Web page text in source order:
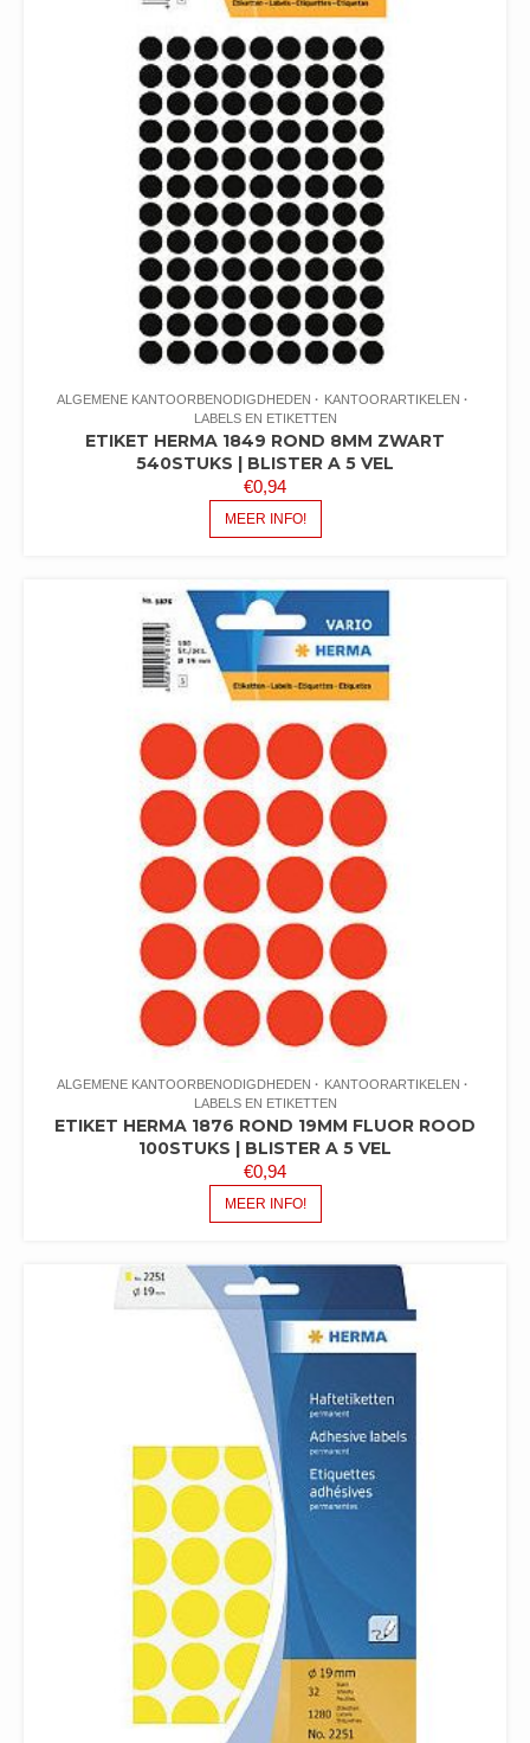
ALGEMENE KANTOORBENODIGDHEDEN
KANTOORARTIKELEN
LABELS EN ETIKETTEN
ETIKET HERMA 1849 ROND 8MM ZWART
540STUKS | BLISTER A 5 VEL
€0,94
MEER INFO!
ALGEMENE KANTOORBENODIGDHEDEN
KANTOORARTIKELEN
LABELS EN ETIKETTEN
ETIKET HERMA 1876 ROND 19MM FLUOR ROOD
100STUKS | BLISTER A 5 VEL
€0,94
MEER INFO!